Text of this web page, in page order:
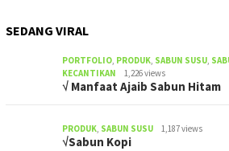
SEDANG VIRAL
PORTFOLIO, PRODUK, SABUN SUSU,
KECANTIKAN
1,226 views
√ Manfaat Ajaib Sabun Hitam
PRODUK, SABUN SUSU 1,187 views
√Sabun Kopi